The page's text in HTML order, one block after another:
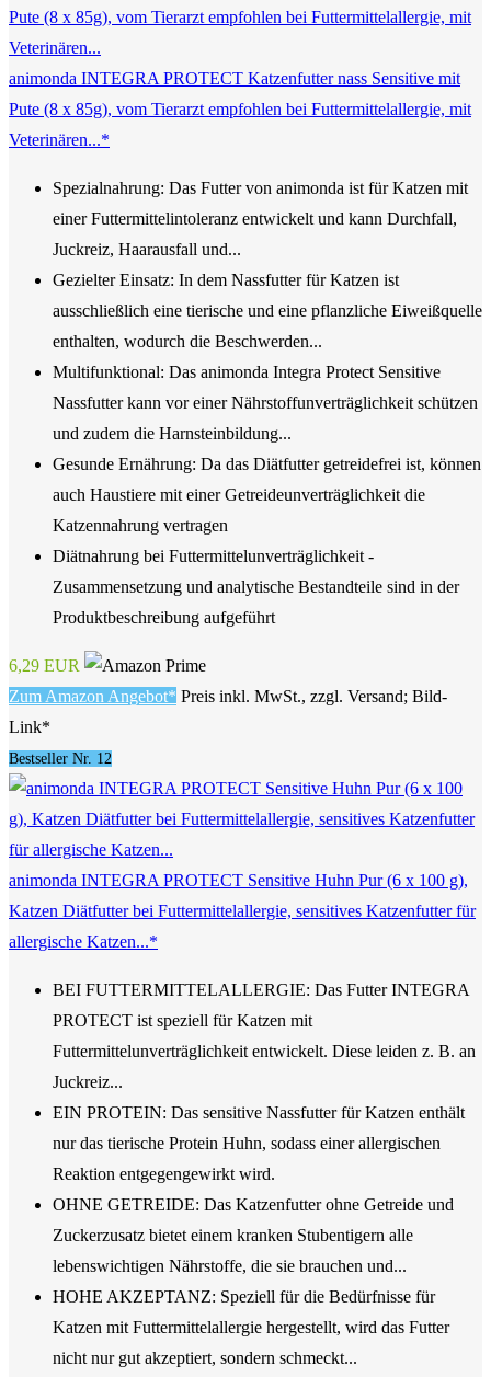
animonda INTEGRA PROTECT Katzenfutter nass Sensitive mit
Pute (8 x 85g), vom Tierarzt empfohlen bei Futtermittelallergie, mit
Veterinären...*
Spezialnahrung: Das Futter von animonda ist für Katzen mit
einer Futtermittelintoleranz entwickelt und kann Durchfall,
Juckreiz, Haarausfall und...
Gezielter Einsatz: In dem Nassfutter für Katzen ist
ausschließlich eine tierische und eine pflanzliche Eiweißquelle
enthalten, wodurch die Beschwerden...
Multifunktional: Das animonda Integra Protect Sensitive
Nassfutter kann vor einer Nährstoffunverträglichkeit schützen
und zudem die Harnsteinbildung...
Gesunde Ernährung: Da das Diätfutter getreidefrei ist, können
auch Haustiere mit einer Getreideunverträglichkeit die
Katzennahrung vertragen
Diätnahrung bei Futtermittelunverträglichkeit -
Zusammensetzung und analytische Bestandteile sind in der
Produktbeschreibung aufgeführt
6,29 EUR
Zum Amazon Angebot* Preis inkl. MwSt., zzgl. Versand; Bild-
Link*
Bestseller Nr. 12
animonda INTEGRA PROTECT Sensitive Huhn Pur (6 x 100 g),
Katzen Diätfutter bei Futtermittelallergie, sensitives Katzenfutter für
allergische Katzen...*
BEI FUTTERMITTELALLERGIE: Das Futter INTEGRA
PROTECT ist speziell für Katzen mit
Futtermittelunverträglichkeit entwickelt. Diese leiden z. B. an
Juckreiz...
EIN PROTEIN: Das sensitive Nassfutter für Katzen enthält
nur das tierische Protein Huhn, sodass einer allergischen
Reaktion entgegengewirkt wird.
OHNE GETREIDE: Das Katzenfutter ohne Getreide und
Zuckerzusatz bietet einem kranken Stubentigern alle
lebenswichtigen Nährstoffe, die sie brauchen und...
HOHE AKZEPTANZ: Speziell für die Bedürfnisse für
Katzen mit Futtermittelallergie hergestellt, wird das Futter
nicht nur gut akzeptiert, sondern schmeckt...